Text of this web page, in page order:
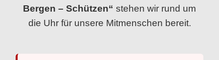
Bergen – Schützen“ stehen wir rund um
die Uhr für unsere Mitmenschen bereit.